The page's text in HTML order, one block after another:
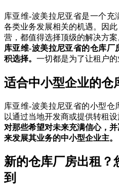
库亚维-波美拉尼亚省是一个
各类业务发展相关的机遇。因
营，都值得选择顶级的解决方案
库亚维-波美拉尼亚省的仓库
积选择。 一切都是为了让租户的
适合中小型企业的仓
库亚维-波美拉尼亚省的小型
以通过当地开发商或提供转租设
对那些希望对未来充满信心，
来发展其业务的中小型企业主。
新的仓库厂房出租？
到